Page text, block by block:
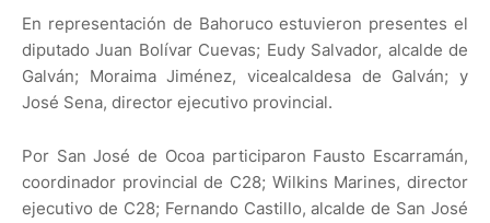
En representación de Bahoruco estuvieron presentes el
diputado Juan Bolívar Cuevas; Eudy Salvador, alcalde de
Galván; Moraima Jiménez, vicealcaldesa de Galván; y
José Sena, director ejecutivo provincial.
Por San José de Ocoa participaron Fausto Escarramán,
coordinador provincial de C28; Wilkins Marines, director
ejecutivo de C28; Fernando Castillo, alcalde de San José